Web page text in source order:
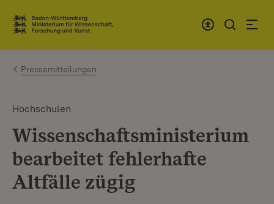
Zum Inhalt springen
Link zur Startseite
Pressemitteilungen
Hochschulen
Wissenschaftsministerium
bearbeitet fehlerhafte
Altfälle zügig